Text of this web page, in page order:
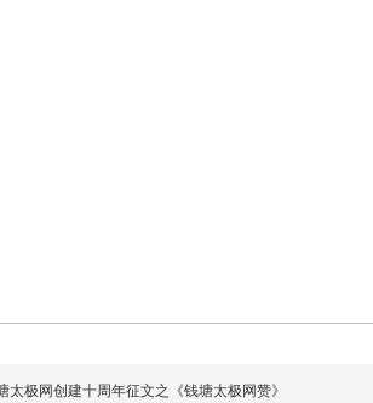
太极网创建十周年征文之《钱塘太极网赞》